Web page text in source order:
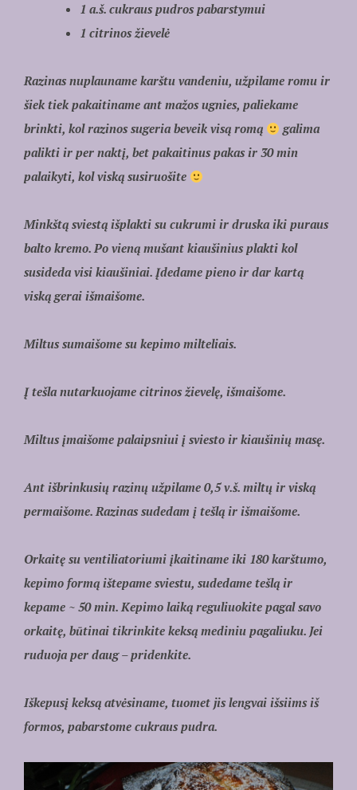
1 a.š. cukraus pudros pabarstymui
1 citrinos žievelė
Razinas nuplauname karštu vandeniu, užpilame romu ir
šiek tiek pakaitiname ant mažos ugnies, paliekame
brinkti, kol razinos sugeria beveik visą romą
galima
palikti ir per naktį, bet pakaitinus pakas ir 30 min
palaikyti, kol viską susiruošite
Minkštą sviestą išplakti su cukrumi ir druska iki puraus
balto kremo. Po vieną mušant kiaušinius plakti kol
susideda visi kiaušiniai. Įdedame pieno ir dar kartą
viską gerai išmaišome.
Miltus sumaišome su kepimo milteliais.
Į tešla nutarkuojame citrinos žievelę, išmaišome.
Miltus įmaišome palaipsniui į sviesto ir kiaušinių masę.
Ant išbrinkusių razinų užpilame 0,5 v.š. miltų ir viską
permaišome. Razinas sudedam į tešlą ir išmaišome.
Orkaitę su ventiliatoriumi įkaitiname iki 180 karštumo,
kepimo formą ištepame sviestu, sudedame tešlą ir
kepame ~ 50 min. Kepimo laiką reguliuokite pagal savo
orkaitę, būtinai tikrinkite keksą mediniu pagaliuku. Jei
ruduoja per daug – pridenkite.
Iškepusį keksą atvėsiname, tuomet jis lengvai išsiims iš
formos, pabarstome cukraus pudra.